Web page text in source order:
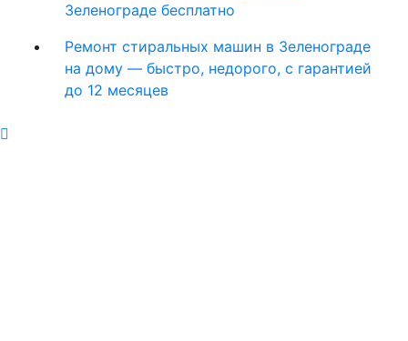
Зеленограде бесплатно
Ремонт стиральных машин в Зеленограде
на дому — быстро, недорого, с гарантией
до 12 месяцев